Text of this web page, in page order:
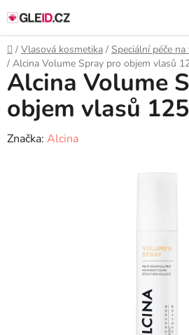
na
obsah
Domů
/ Vlasová kosmetika / Speciální péče
/ Alcina Volume Spray pro objem vlasů
Alcina Volume
objem vlasů
Značka: Alcina